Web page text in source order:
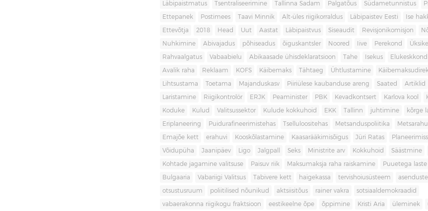
Läbipaistmatus Tsentraliseerimine Tallinna Sadam Palgatõus Südametunnistus
Ettepanek Postimees Taavi Minnik Alt-üles riigikorraldus Läbipaistev Eesti Ise
Ettevõtja 2018 Head Uut Aastat Läbipaistvus Siseaudit Revisjonikomisjon
Nuhkimine Abivajadus põhiseadus õiguskantsler Noored Iive Perekond
Rahvaalgatus Vabaabielu Abikaasade ühisdeklaratsioon Tahe Isekus Elukeskkond
Avalik raha Reklaam KOFS Käibemaks Tähtaeg Ühtlustamine
Lihtsustama Toetama Majanduskasv Piiriülese kaubanduse areng Saated Artiklid
Laristamine Riigikontrolör ERJK Peaminister PBK Kevadkontsert Karlova kool
Koduke Kulud Valitsussektor Kulude kokkuhoid EKK Tallinn juhtimine kõrge
Eriplaneering Puidurafineerimistehas Tselluloositehas Metsanduspoliitika
Emajõe kett erahuvi Kooskõlastamine Kaasarääkimisõigus Jüri Ratas
Võidupüha Jaanipäev Ligo Jalgpall Seks Ministrite arv Kokkuhoid Säästmine
Kohtade jagamine valitsuse Paisuv riik Maksumaksja raha raiskamine Puuetega
Bulgaaria Vabariigi Valitsus Tabivere kett haigekassa tervishoiusüsteem
otsustusruum poliitilised nõunikud aktsiisitõus rainer vakra sotsiaaldemokraadid
vabaerakonna riigikogu fraktsioon eestikeelne õpe õppimine Kristi Aria üleminek